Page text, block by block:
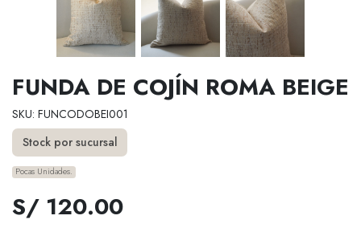
FUNDA DE COJÍN ROMA BEIGE
SKU: FUNCODOBEI001
Stock por sucursal
Pocas Unidades.
S/ 120.00